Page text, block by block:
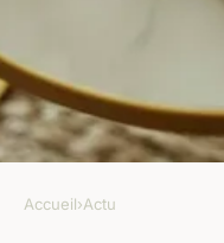
Accueil›Actu